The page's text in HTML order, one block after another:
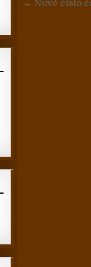
← Nové číslo